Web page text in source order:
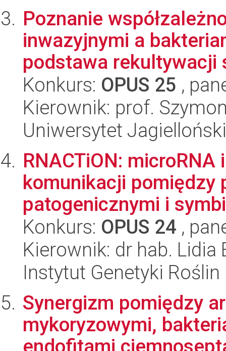
Poznanie
inwazyjnymi a
podstawa rekultywacji
Konkurs: OPUS 25 ,
Kierownik: prof.
Uniwersytet
RNACTiON:
komunikacji pomiędzy
patogenicznymi i
Konkurs: OPUS 24 ,
Kierownik: dr hab. Lidia
Instytut Genetyki Roślin
Synergizm pomiędzy
mykoryzowymi,
endofitami